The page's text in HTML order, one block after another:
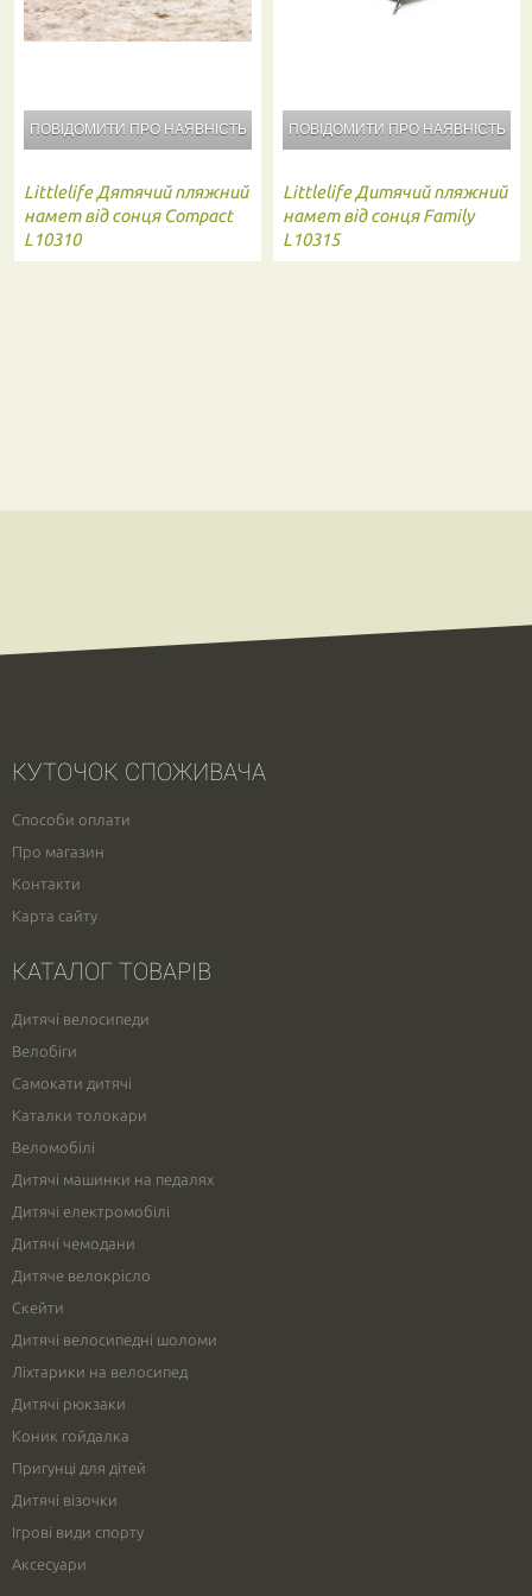
ПОВІДОМИТИ ПРО НАЯВНІСТЬ
Littlelife Дятячий пляжний
намет від сонця Compact
L10310
ПОВІДОМИТИ ПРО НАЯВНІСТЬ
Littlelife Дитячий пляжний
намет від сонця Family
L10315
КУТОЧОК СПОЖИВАЧА
Способи оплати
Про магазин
Контакти
Карта сайту
КАТАЛОГ ТОВАРІВ
Дитячі велосипеди
Велобіги
Самокати дитячі
Каталки толокари
Веломобілі
Дитячі машинки на педалях
Дитячі електромобілі
Дитячі чемодани
Дитяче велокрісло
Скейти
Дитячі велосипедні шоломи
Ліхтарики на велосипед
Дитячі рюкзаки
Коник гойдалка
Пригунці для дітей
Дитячі візочки
Ігрові види спорту
Аксесуари